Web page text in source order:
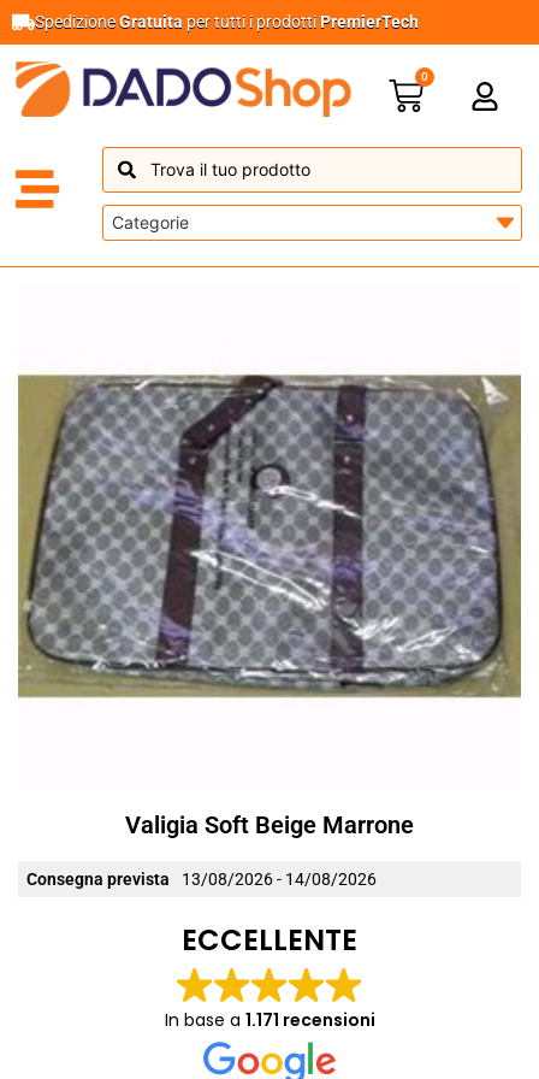
SpedizioneGratuita per tutti i prodottiPremierTech
0
Valigia Soft Beige Marrone
Consegna prevista 13/08/2026 - 14/08/2026
ECCELLENTE
In base a 1.171 recensioni